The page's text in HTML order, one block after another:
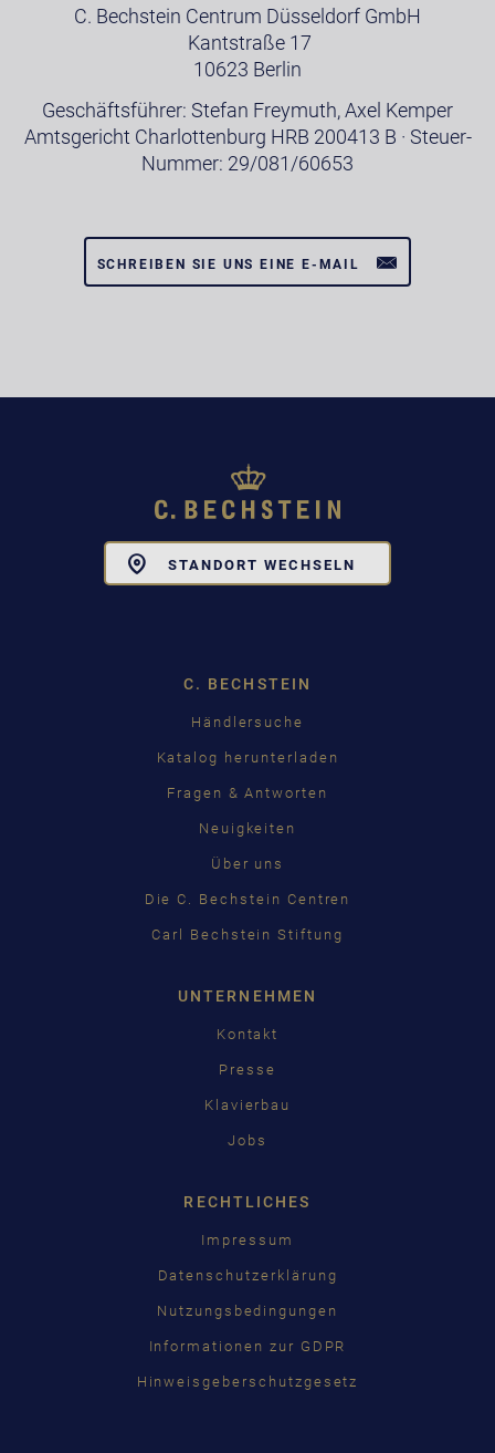
C. Bechstein Centrum Düsseldorf GmbH
Kantstraße 17
10623 Berlin
Geschäftsführer: Stefan Freymuth, Axel Kemper
Amtsgericht Charlottenburg HRB 200413 B · Steuer-
Nummer: 29/081/60653
SCHREIBEN SIE UNS EINE E-MAIL
STANDORT WECHSELN
C. BECHSTEIN
Händlersuche
Katalog herunterladen
Fragen & Antworten
Neuigkeiten
Über uns
Die C. Bechstein Centren
Carl Bechstein Stiftung
UNTERNEHMEN
Kontakt
Presse
Klavierbau
Jobs
RECHTLICHES
Impressum
Datenschutzerklärung
Nutzungsbedingungen
Informationen zur GDPR
Hinweisgeberschutzgesetz